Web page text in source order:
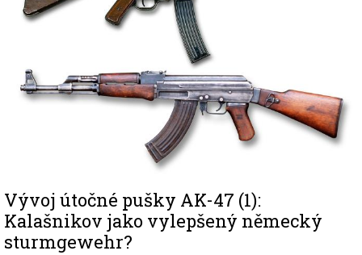
Vývoj útočné pušky AK-47 (1):
Kalašnikov jako vylepšený německý
sturmgewehr?